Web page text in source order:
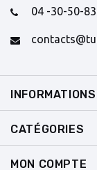
04 -30-50-
INFORMATIONS
CATÉGORIES
MON COMPTE